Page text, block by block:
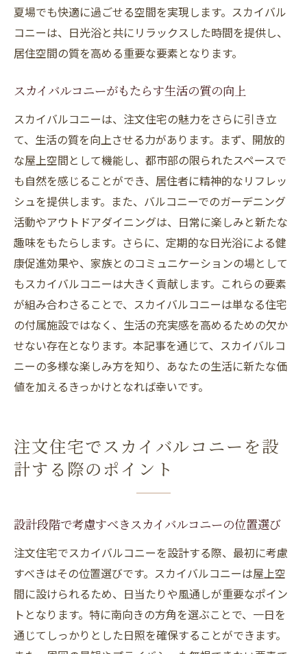
夏場でも快適に過ごせる空間を実現します。スカイバル
コニーは、日光浴と共にリラックスした時間を提供し、
居住空間の質を高める重要な要素となります。
スカイバルコニーがもたらす生活の質の向上
スカイバルコニーは、注文住宅の魅力をさらに引き立
て、生活の質を向上させる力があります。まず、開放的
な屋上空間として機能し、都市部の限られたスペースで
も自然を感じることができ、居住者に精神的なリフレッ
シュを提供します。また、バルコニーでのガーデニング
活動やアウトドアダイニングは、日常に楽しみと新たな
趣味をもたらします。さらに、定期的な日光浴による健
康促進効果や、家族とのコミュニケーションの場として
もスカイバルコニーは大きく貢献します。これらの要素
が組み合わさることで、スカイバルコニーは単なる住宅
の付属施設ではなく、生活の充実感を高めるための欠か
せない存在となります。本記事を通じて、スカイバルコ
ニーの多様な楽しみ方を知り、あなたの生活に新たな価
値を加えるきっかけとなれば幸いです。
注文住宅でスカイバルコニーを設
計する際のポイント
設計段階で考慮すべきスカイバルコニーの位置選び
注文住宅でスカイバルコニーを設計する際、最初に考慮
すべきはその位置選びです。スカイバルコニーは屋上空
間に設けられるため、日当たりや風通しが重要なポイン
トとなります。特に南向きの方角を選ぶことで、一日を
通じてしっかりとした日照を確保することができます。